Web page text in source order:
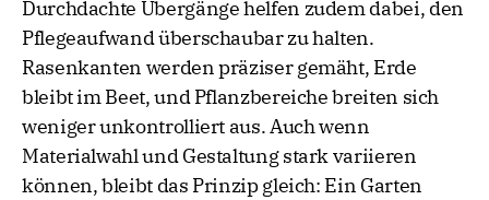
Durchdachte Übergänge helfen zudem dabei, den
Pflegeaufwand überschaubar zu halten.
Rasenkanten werden präziser gemäht, Erde
bleibt im Beet, und Pflanzbereiche breiten sich
weniger unkontrolliert aus. Auch wenn
Materialwahl und Gestaltung stark variieren
können, bleibt das Prinzip gleich: Ein Garten